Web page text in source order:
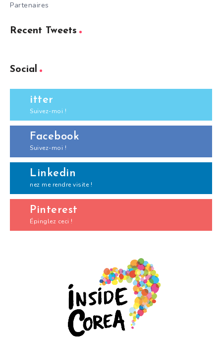
Partenaires
Recent Tweets
Social
itter
Suivez-moi !
Facebook
Suivez-moi !
Linkedin
nez me rendre visite !
Pinterest
Épinglez ceci !